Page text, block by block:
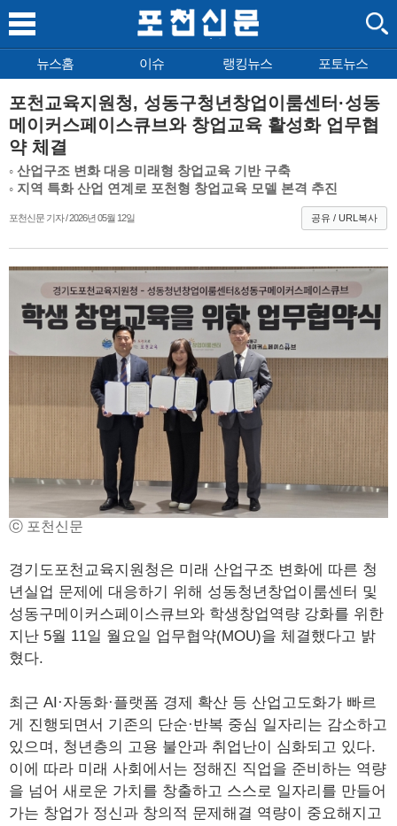
뉴스홈 이슈 랭킹뉴스 포토뉴스
포천교육지원청, 성동구청년창업이룸센터·성동
메이커스페이스큐브와 창업교육 활성화 업무협
약 체결
◦ 산업구조 변화 대응 미래형 창업교육 기반 구축
◦ 지역 특화 산업 연계로 포천형 창업교육 모델 본격 추진
포천신문 기자 / 2026년 05월 12일 공유 / URL복사
ⓒ 포천신문
경기도포천교육지원청은 미래 산업구조 변화에 따른 청
년실업 문제에 대응하기 위해 성동청년창업이룸센터 및
성동구메이커스페이스큐브와 학생창업역량 강화를 위한
지난 5월 11일 월요일 업무협약(MOU)을 체결했다고 밝
혔다.
최근 AI·자동화·플랫폼 경제 확산 등 산업고도화가 빠르
게 진행되면서 기존의 단순·반복 중심 일자리는 감소하고
있으며, 청년층의 고용 불안과 취업난이 심화되고 있다.
이에 따라 미래 사회에서는 정해진 직업을 준비하는 역량
을 넘어 새로운 가치를 창출하고 스스로 일자리를 만들어
가는 창업가 정신과 창의적 문제해결 역량이 중요해지고